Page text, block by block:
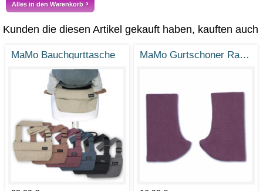
Alles in den Warenkorb
Kunden die diesen Artikel gekauft haben, kauften auch
MaMo Bauchgurttasche MaMo Gurtschoner Ramie Brombeer